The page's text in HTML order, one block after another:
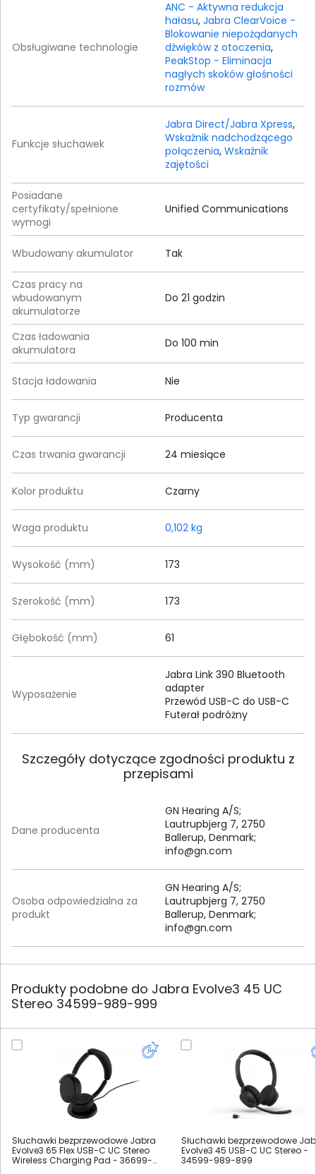
Obsługiwane technologie
ANC - Aktywna redukcja
hałasu, Jabra ClearVoice -
Blokowanie niepożądanych
dźwięków z otoczenia,
PeakStop - Eliminacja
nagłych skoków głośności
rozmów
Funkcje słuchawek
Jabra Direct/Jabra Xpress,
Wskaźnik nadchodzącego
połączenia, Wskaźnik
zajętości
Posiadane
certyfikaty/spełnione
wymogi
Unified Communications
Wbudowany akumulator Tak
Czas pracy na
wbudowanym
akumulatorze
Do 21 godzin
Czas ładowania
akumulatora
Do 100 min
Stacja ładowania Nie
Typ gwarancji Producenta
Czas trwania gwarancji 24 miesiące
Kolor produktu Czarny
Waga produktu 0,102 kg
Wysokość (mm) 173
Szerokość (mm) 173
Głębokość (mm) 61
Wyposażenie
Jabra Link 390 Bluetooth
adapter
Przewód USB-C do USB-C
Futerał podróżny
Szczegóły dotyczące zgodności produktu z
przepisami
Dane producenta
GN Hearing A/S;
Lautrupbjerg 7, 2750
Ballerup, Denmark;
info@gn.com
Osoba odpowiedzialna za
produkt
GN Hearing A/S;
Lautrupbjerg 7, 2750
Ballerup, Denmark;
info@gn.com
Produkty podobne do Jabra Evolve3 45 UC
Stereo 34599-989-999
Słuchawki bezprzewodowe Jabra
Evolve3 65 Flex USB-C UC Stereo
Wireless Charging Pad - 36699-
Słuchawki bezprzewodowe
Evolve3 45 USB-C UC Stereo -
34599-989-899